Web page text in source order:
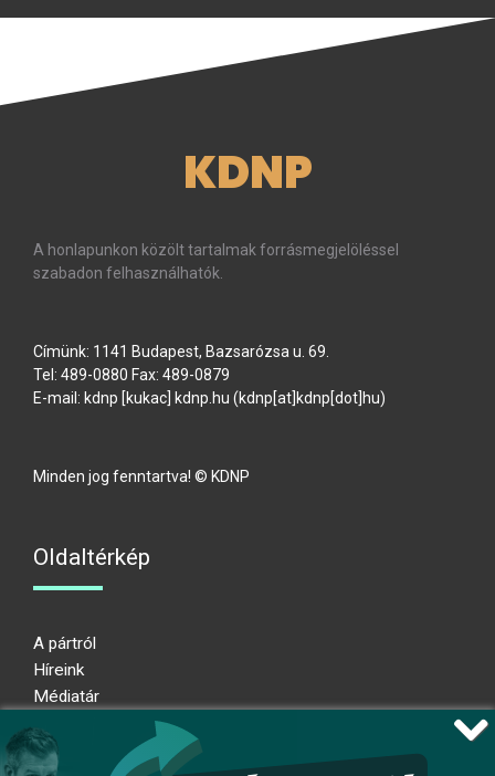
KDNP
A honlapunkon közölt tartalmak forrásmegjelöléssel
szabadon felhasználhatók.
Címünk: 1141 Budapest, Bazsarózsa u. 69.
Tel: 489-0880 Fax: 489-0879
E-mail: kdnp [kukac] kdnp.hu (kdnp[at]kdnp[dot]hu)
Minden jog fenntartva! © KDNP
Oldaltérkép
A pártról
Híreink
Médiatár
Adatkezelési nyilatkozat